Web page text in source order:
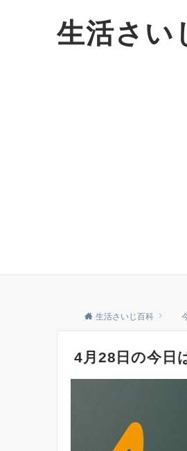
生活さい
生活さいじ百科
4月28日の今日